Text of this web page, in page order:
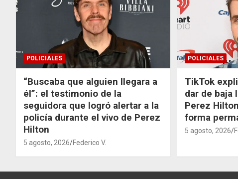
POLICIALES
“Buscaba que alguien llegara a
él”: el testimonio de la
seguidora que logró alertar a la
policía durante el vivo de Perez
Hilton
5 agosto, 2026 Federico V.
POLICIALES
TikTok
dar de baja
Perez
forma
5 agosto, 2026